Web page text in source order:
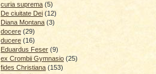
curia suprema (5)
De ciuitate Dei (12)
Diana Montana (3)
docere (29)
ducere (16)
Eduardus Feser (9)
ex Crombii Gymnasio (25)
fides Christiana (153)